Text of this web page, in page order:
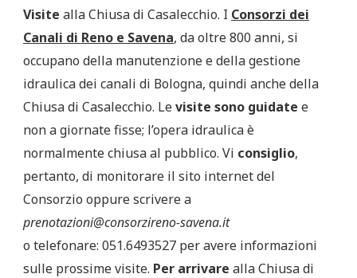
Visite alla Chiusa di Casalecchio. I Consorzi dei
Canali di Reno e Savena, da oltre 800 anni, si
occupano della manutenzione e della gestione
idraulica dei canali di Bologna, quindi anche della
Chiusa di Casalecchio. Levisite sono guidate e
non a giornate fisse; l’opera idraulica è
normalmente chiusa al pubblico. Vi consiglio,
pertanto, di monitorare il sito internet del
Consorzio oppure scrivere a
prenotazioni@consorzireno-savena.it
o telefonare: 051.6493527 per avere informazioni
sulle prossime visite. Per arrivare alla Chiusa di